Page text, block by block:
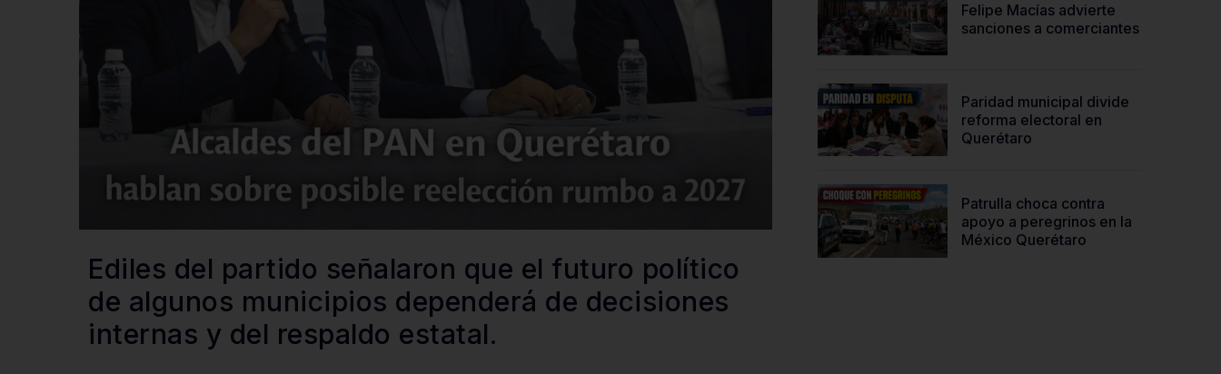
Ediles del partido señalaron que el futuro político
de algunos municipios dependerá de decisiones
internas y del respaldo estatal.
Felipe Macías advierte
sanciones a comerciantes
Paridad municipal divide
reforma electoral en
Querétaro
Patrulla choca contra
apoyo a peregrinos en la
México Querétaro